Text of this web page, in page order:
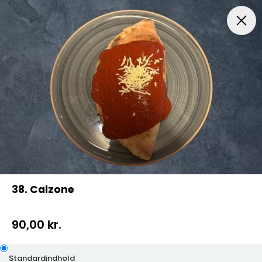
Frokost kl. 11 -16 Kun Hent Selv Pizza Mexicansk
38. Calzone
90,00 kr.
Standardindhold